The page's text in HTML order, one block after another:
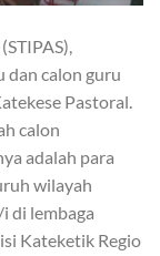
dan calon guru
Pastoral.
calon
adalah para
wilayah
di lembaga
Kateketik Regio